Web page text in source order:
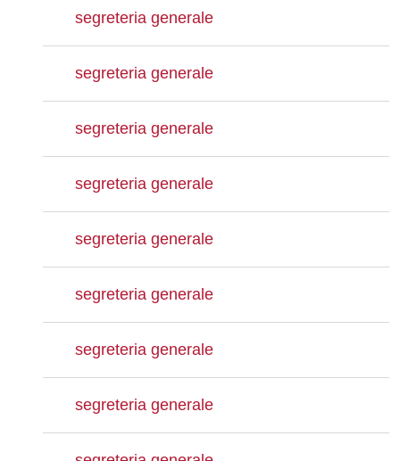
segreteria generale
segreteria generale
segreteria generale
segreteria generale
segreteria generale
segreteria generale
segreteria generale
segreteria generale